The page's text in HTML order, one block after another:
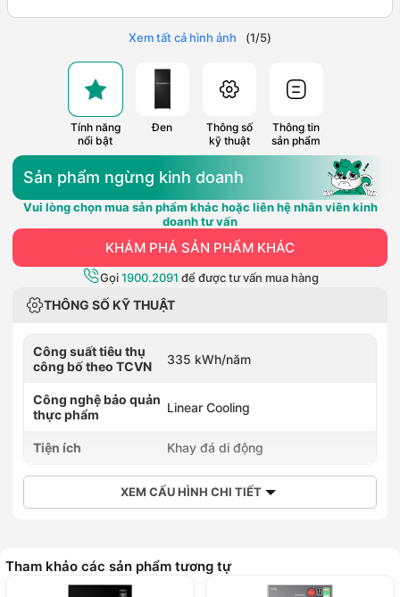
Xem tất cả hình ảnh (1/5)
Tính năng
nổi bật
Đen
Thông số
kỹ thuật
Thông tin
sản phẩm
Sản phẩm ngừng kinh doanh
Vui lòng chọn mua sản phẩm khác hoặc liên hệ nhân viên kinh
doanh tư vấn
KHÁM PHÁ SẢN PHẨM KHÁC
Gọi1900.2091 để được tư vấn mua hàng
THÔNG SỐ KỸ THUẬT
Công suất tiêu thụ
công bố theo TCVN
335 kWh/năm
Công nghệ bảo quản
thực phẩm
Linear Cooling
Tiện ích Khay đá di động
XEM CẤU HÌNH CHI TIẾT
Tham khảo các sản phẩm tương tự